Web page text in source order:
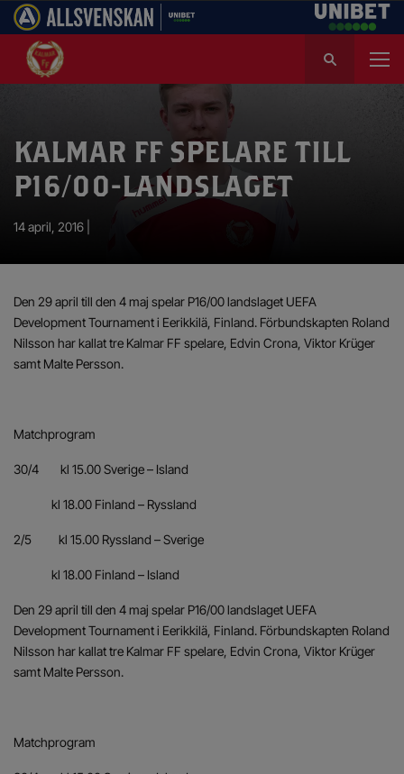
k
KALMAR FF SPELARE TILL
P16/00-LANDSLAGET
14 april, 2016 |
Den 29 april till den 4 maj spelar P16/00 landslaget UEFA
Development Tournament i Eerikkilä, Finland. Förbundskapten Roland
Nilsson har kallat tre Kalmar FF spelare, Edvin Crona, Viktor Krüger
samt Malte Persson.
Matchprogram
30/4 kl 15.00 Sverige – Island
kl 18.00 Finland – Ryssland
2/5 kl 15.00 Ryssland – Sverige
kl 18.00 Finland – Island
Den 29 april till den 4 maj spelar P16/00 landslaget UEFA
Development Tournament i Eerikkilä, Finland. Förbundskapten Roland
Nilsson har kallat tre Kalmar FF spelare, Edvin Crona, Viktor Krüger
samt Malte Persson.
Matchprogram